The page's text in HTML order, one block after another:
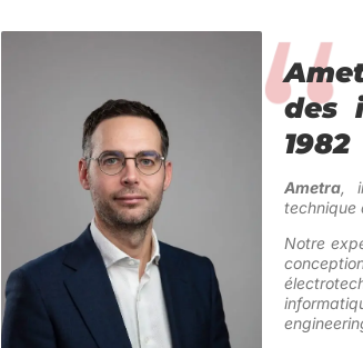
des
1982
Ametra,
technique
Notre